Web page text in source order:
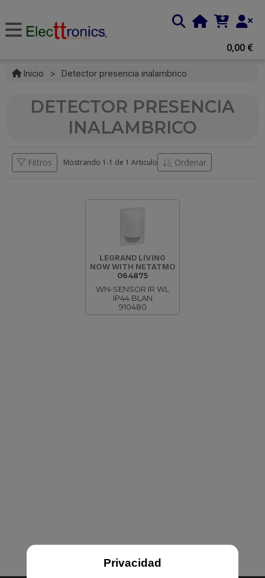
Privacidad
0,00 €
Inicio > Detector presencia inalambrico
DETECTOR PRESENCIA
INALAMBRICO
Filtros Mostrando 1-1 de 1 Articulo Ordenar
LEGRAND LIVING
NOW WITH NETATMO
064875
WN-SENSOR IR WL
IP44 BLAN
910480